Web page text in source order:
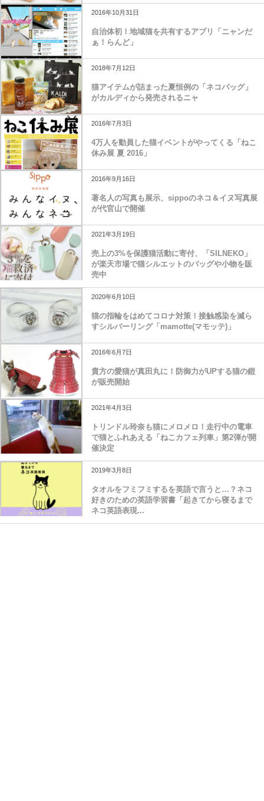
2016年10月31日
自治体初！地域猫を共有するアプリ「ニャンだ
ぁ！らんど」
2018年7月12日
猫アイテムが詰まった夏恒例の「ネコバッグ」
がカルディから発売されるニャ
2016年7月3日
4万人を動員した猫イベントがやってくる「ねこ
休み展 夏 2016」
2016年9月16日
著名人の写真も展示、sippoのネコ＆イヌ写真展
が代官山で開催
2021年3月19日
売上の3%を保護猫活動に寄付、「SILNEKO」
が楽天市場で猫シルエットのバッグや小物を販
売中
2020年6月10日
猫の指輪をはめてコロナ対策！接触感染を減ら
すシルバーリング「mamotte(マモッテ)」
2016年6月7日
貴方の愛猫が真田丸に！防御力がUPする猫の鎧
が販売開始
2021年4月3日
トリンドル玲奈も猫にメロメロ！走行中の電車
で猫とふれあえる「ねこカフェ列車」第2弾が開
催決定
2019年3月8日
タオルをフミフミするを英語で言うと…？ネコ
好きのための英語学習書「起きてから寝るまで
ネコ英語表現...